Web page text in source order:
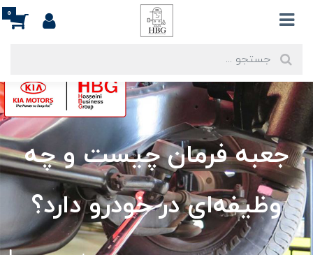
0
جعبه فرمان چیست و چه
وظیفه‌ای در خودرو دارد؟